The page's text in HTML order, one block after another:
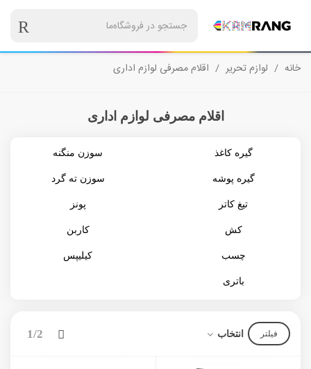
خانه / لوازم تحریر / اقلام مصرفی لوازم اداری
اقلام مصرفی لوازم اداری
گیره کاغذ سوزن منگنه
گیره پوشه سوزن ته گرد
تیغ کاتر پونز
کش کاربن
چسب کیلیپس
باتری
فیلتر انتخاب 1/2
بعدی